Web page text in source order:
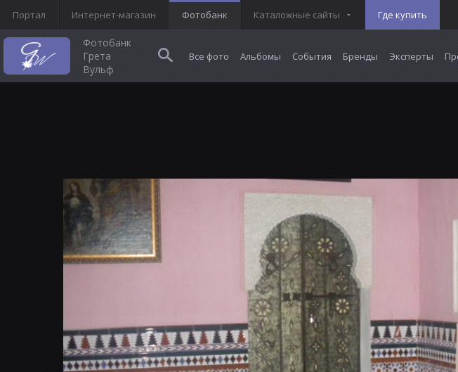
Портал Интернет-магазин Фотобанк Каталожные сайты Где купить
Фотобанк
Грета
Вульф
Все фото Альбомы События Бренды Эксперты